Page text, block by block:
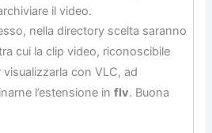
il video.
nella directory scelta saranno
cui la clip video, riconoscibile
con VLC, ad
l’estensione inflv. Buona